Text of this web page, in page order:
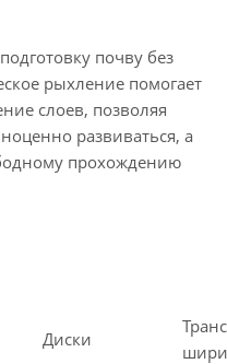
почву без
рыхление помогает
слоев, позволяя
развиваться, а
прохождению
Диски